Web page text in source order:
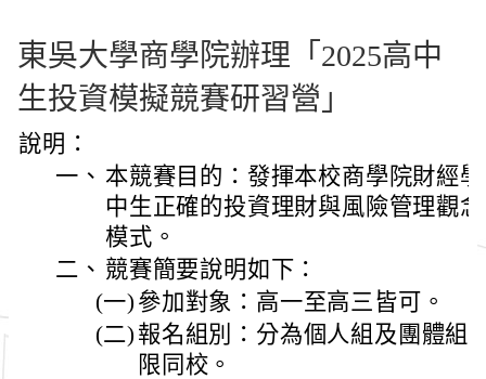
東吳大學商學院辦理「2025高中
生投資模擬競賽研習營」
說明：
一、 本競賽目的：發揮本校商學院財經
中生正確的投資理財與風險管理觀
模式。
二、 競賽簡要說明如下：
(一) 參加對象：高一至高三皆可。
(二) 報名組別：分為個人組及團體組
限同校。